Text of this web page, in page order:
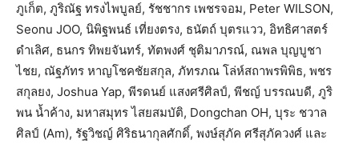
ภูเก็ต, ภูริณัฐ ทรงไพบูลย์, รัชชากร เพชรจอม, Peter WILSON,
Seonu JOO, นิพิฐพนธ์ เที่ยงตรง, ธนัตถ์ บุตรแวว, อิทธิศาสตร์
ดำเลิศ, ธนกร ทิพยจันทร์, ทัตพงศ์ ชุติมาภรณ์, ณพล บุญบูชา
ไชย, ณัฐภัทร หาญโชคชัยสกุล, ภัทรภณ โล่ห์สถาพรพิพิธ, พชร
สกุลยง, Joshua Yap, พีรดนย์ แสงศรีศิลป์, พีชญ์ บรรณบดี, ภูริ
พน น้ำค้าง, มหาสมุทร ไสยสมบัติ, Dongchan OH, บุระ ชวาล
ศิลป์ (Am), รัฐวิชญ์ ศิริธนากุลศักดิ์, พงษ์สุภัค ศรีสุภัควงศ์ และ